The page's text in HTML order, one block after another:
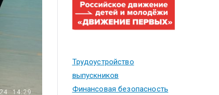
Трудоустройство
выпускников
Финансовая безопасность